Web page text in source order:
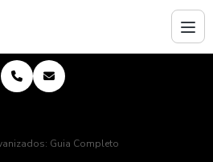
Guia Completo